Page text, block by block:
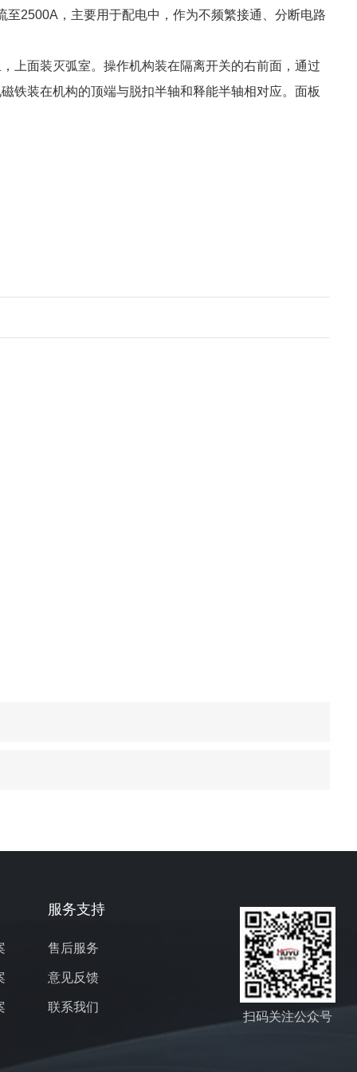
2500A，主要用于配电中，作为不频繁接通、分断电路
上面装灭弧室。操作机构装在隔离开关的右前面，通过
铁装在机构的顶端与脱扣半轴和释能半轴相对应。面板
服务支持
售后服务
意见反馈
联系我们
扫码关注公众号